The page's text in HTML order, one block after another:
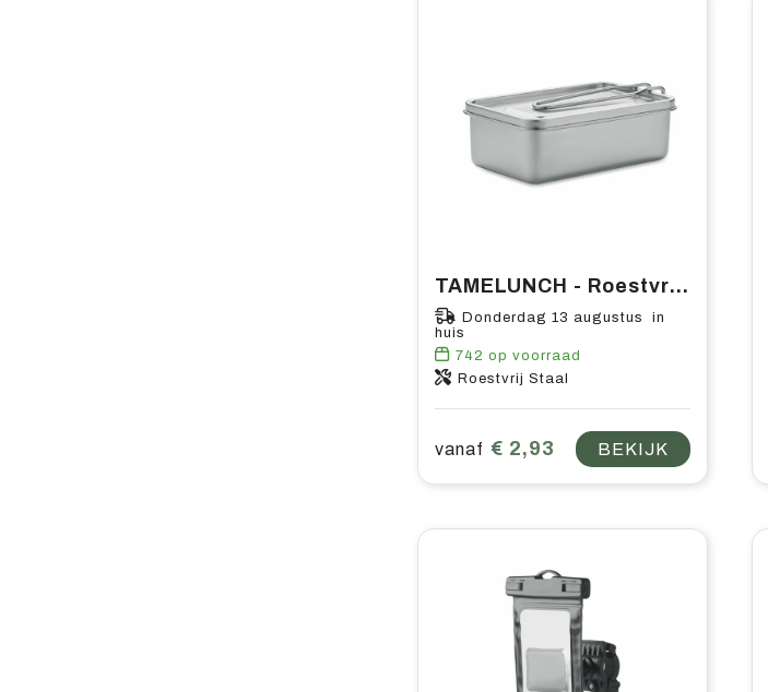
TAMELUNCH - Roestvrijstalen lunchbox
Donderdag 13 augustus in
huis
742 op voorraad
Roestvrij Staal
vanaf € 2,93 BEKIJK